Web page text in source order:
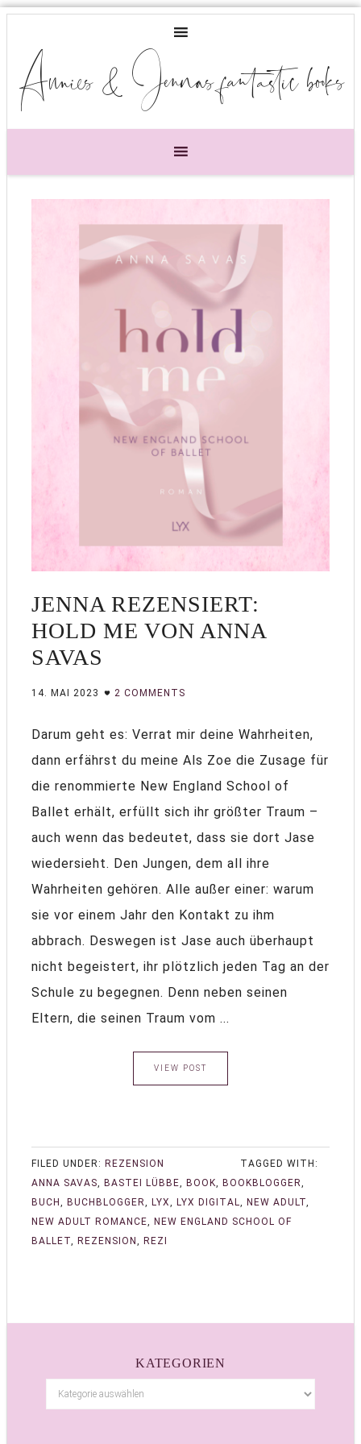
Annies & Jennas fantastic books
JENNA REZENSIERT:
HOLD ME VON ANNA
SAVAS
14. MAI 2023 2 COMMENTS
Darum geht es: Verrat mir deine Wahrheiten,
dann erfährst du meine Als Zoe die Zusage für
die renommierte New England School of
Ballet erhält, erfüllt sich ihr größter Traum –
auch wenn das bedeutet, dass sie dort Jase
wiedersieht. Den Jungen, dem all ihre
Wahrheiten gehören. Alle außer einer: warum
sie vor einem Jahr den Kontakt zu ihm
abbrach. Deswegen ist Jase auch überhaupt
nicht begeistert, ihr plötzlich jeden Tag an der
Schule zu begegnen. Denn neben seinen
Eltern, die seinen Traum vom ...
VIEW POST
FILED UNDER: REZENSION
TAGGED WITH:
ANNA SAVAS, BASTEI LÜBBE, BOOK, BOOKBLOGGER,
BUCH , BUCHBLOGGER, LYX, LYX DIGITAL, NEW ADULT,
NEW ADULT ROMANCE, NEW ENGLAND SCHOOL OF
BALLET, REZENSION , REZI
KATEGORIEN